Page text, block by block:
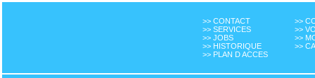
>> CONTACT
>> SERVICES
>> JOBS
>> HISTORIQUE
>> PLAN D ACCES
>>
>>
>>
>>